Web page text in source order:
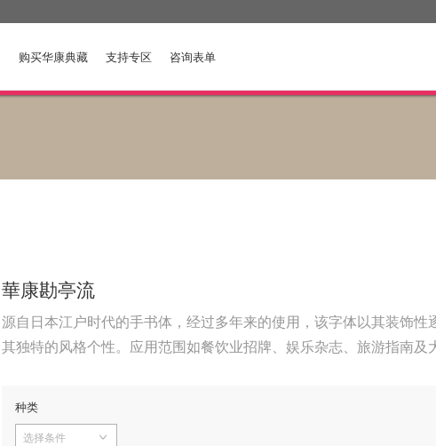
购买华康典藏 支持专区 咨询表单
華康勘亭流
源自日本江户时代的手书体，经过多年来的使用，该字体以其装饰
其独特的风格个性。应用范围如餐饮业招牌、娱乐杂志、旅游指南及
种类
选择条件